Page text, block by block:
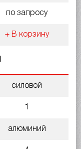
по запросу
+ В корзину
силовой
1
алюминий